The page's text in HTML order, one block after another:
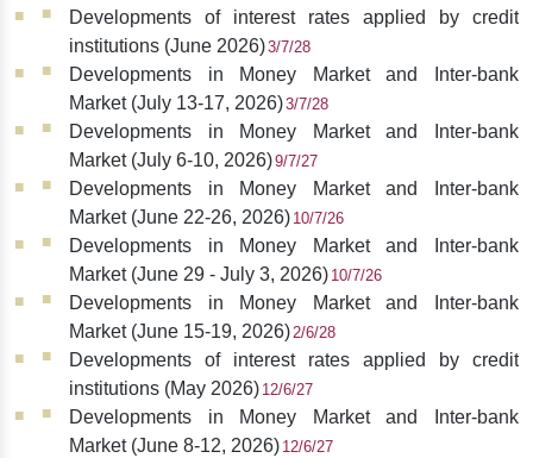
Developments of interest rates applied by credit
institutions (June 2026)3/7/28
Developments in Money Market and Inter-bank
Market (July 13-17, 2026)3/7/28
Developments in Money Market and Inter-bank
Market (July 6-10, 2026)9/7/27
Developments in Money Market and Inter-bank
Market (June 22-26, 2026) 10/7/26
Developments in Money Market and Inter-bank
Market (June 29 - July 3, 2026) 10/7/26
Developments in Money Market and Inter-bank
Market (June 15-19, 2026) 2/6/28
Developments of interest rates applied by credit
institutions (May 2026) 12/6/27
Developments in Money Market and Inter-bank
Market (June 8-12, 2026) 12/6/27